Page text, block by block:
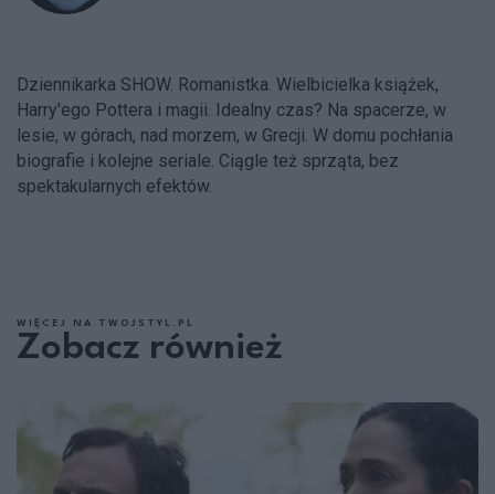
Dziennikarka SHOW. Romanistka. Wielbicielka książek,
Harry'ego Pottera i magii. Idealny czas? Na spacerze, w
lesie, w górach, nad morzem, w Grecji. W domu pochłania
biografie i kolejne seriale. Ciągle też sprząta, bez
spektakularnych efektów.
WIĘCEJ NA TWOJSTYL.PL
Zobacz również